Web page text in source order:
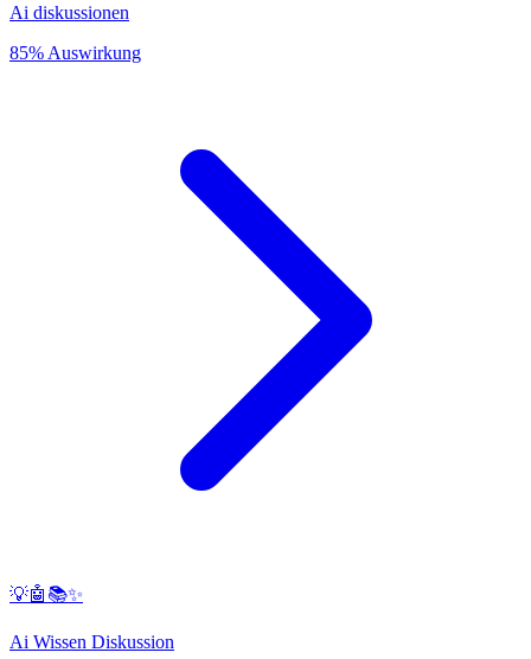
Ai diskussionen
85% Auswirkung
💡🤖📚✨
Ai Wissen Diskussion